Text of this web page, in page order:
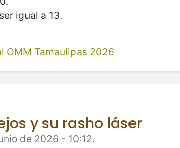
igual a 13.
OMM Tamaulipas 2026
y su rasho láser
de 2026 - 10:12.